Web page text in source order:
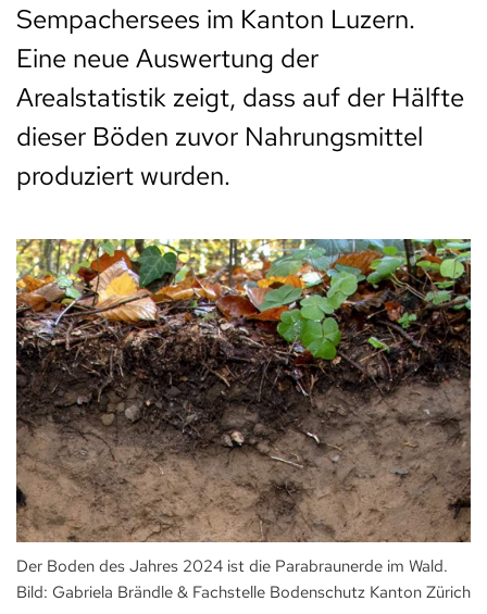
Sempachersees im Kanton Luzern.
Eine neue Auswertung der
Arealstatistik zeigt, dass auf der Hälfte
dieser Böden zuvor Nahrungsmittel
produziert wurden.
Der Boden des Jahres 2024 ist die Parabraunerde im Wald.
Bild: Gabriela Brändle & Fachstelle Bodenschutz Kanton Zürich